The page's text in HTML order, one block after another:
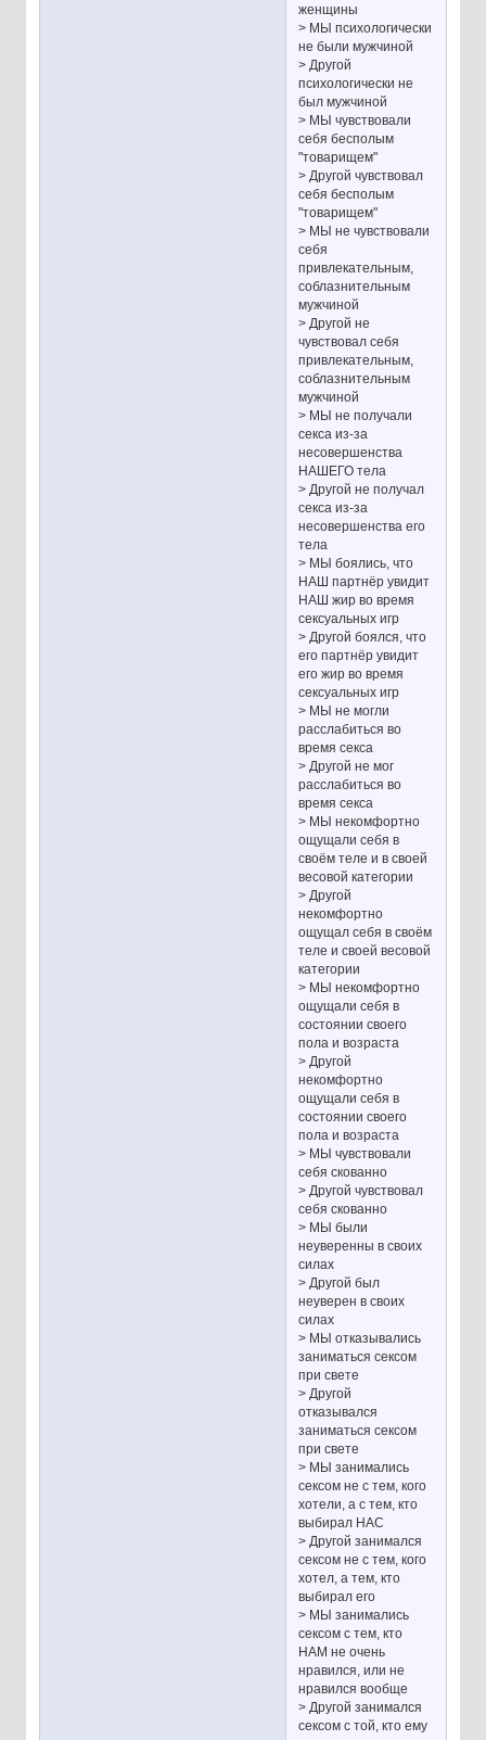
женщины
> МЫ психологически
не были мужчиной
> Другой
психологически не
был мужчиной
> МЫ чувствовали
себя бесполым
"товарищем"
> Другой чувствовал
себя бесполым
"товарищем"
> МЫ не чувствовали
себя
привлекательным,
соблазнительным
мужчиной
> Другой не
чувствовал себя
привлекательным,
соблазнительным
мужчиной
> МЫ не получали
секса из-за
несовершенства
НАШЕГО тела
> Другой не получал
секса из-за
несовершенства его
тела
> МЫ боялись, что
НАШ партнёр увидит
НАШ жир во время
сексуальных игр
> Другой боялся, что
его партнёр увидит
его жир во время
сексуальных игр
> МЫ не могли
расслабиться во
время секса
> Другой не мог
расслабиться во
время секса
> МЫ некомфортно
ощущали себя в
своём теле и в своей
весовой категории
> Другой
некомфортно
ощущал себя в своём
теле и своей весовой
категории
> МЫ некомфортно
ощущали себя в
состоянии своего
пола и возраста
> Другой
некомфортно
ощущали себя в
состоянии своего
пола и возраста
> МЫ чувствовали
себя скованно
> Другой чувствовал
себя скованно
> МЫ были
неуверенны в своих
силах
> Другой был
неуверен в своих
силах
> МЫ отказывались
заниматься сексом
при свете
> Другой
отказывался
заниматься сексом
при свете
> МЫ занимались
сексом не с тем, кого
хотели, а с тем, кто
выбирал НАС
> Другой занимался
сексом не с тем, кого
хотел, а тем, кто
выбирал его
> МЫ занимались
сексом с тем, кто
НАМ не очень
нравился, или не
нравился вообще
> Другой занимался
сексом с той, кто ему